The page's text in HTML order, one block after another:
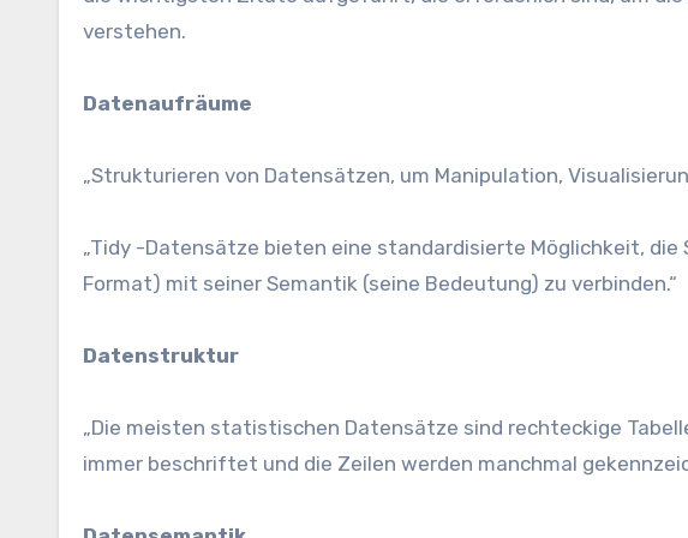
verstehen.
Datenaufräume
„Strukturieren von Datensätzen, um Manipulation,
„Tidy -Datensätze bieten eine standardisierte Möglichkeit,
Format) mit seiner Semantik (seine Bedeutung) zu verbinden.“
Datenstruktur
„Die meisten statistischen Datensätze sind rechteckige
immer beschriftet und die Zeilen werden manchmal